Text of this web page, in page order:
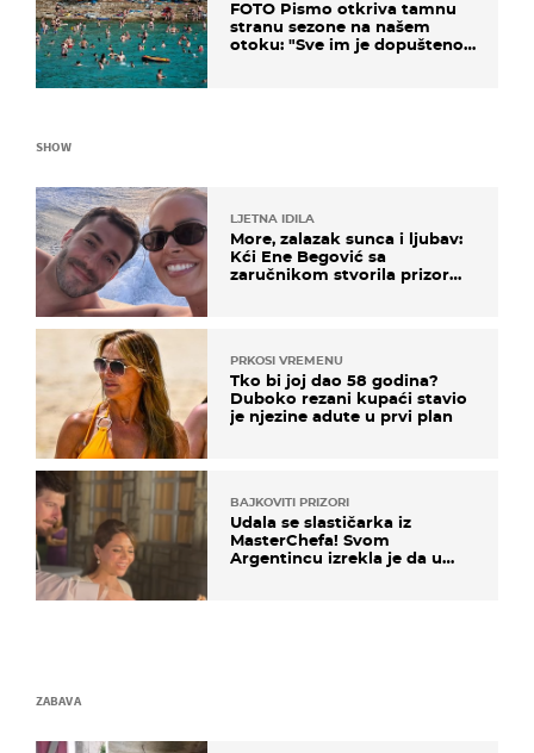
FOTO Pismo otkriva tamnu
stranu sezone na našem
otoku: "Sve im je dopušteno!
SHOW
LJETNA IDILA
More, zalazak sunca i ljubav:
Kći Ene Begović sa
zaručnikom stvorila prizor
PRKOSI VREMENU
Tko bi joj dao 58 godina?
Duboko rezani kupaći stavio
je njezine adute u prvi plan
BAJKOVITI PRIZORI
Udala se slastičarka iz
MasterChefa! Svom
Argentincu izrekla je da u
ZABAVA